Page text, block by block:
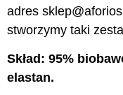
adres
stworzymy taki
Skład: 95%
elastan.